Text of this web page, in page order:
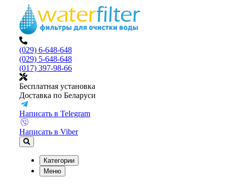
(029) 6-648-648
(029) 5-648-648
(017) 397-98-66
Бесплатная установка
Доставка по Беларуси
Написать в Telegram
Написать в Viber
Категории
Меню